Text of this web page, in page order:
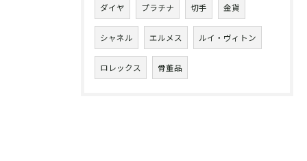
ダイヤ プラチナ 切手 金貨
シャネル エルメス ルイ・ヴィトン
ロレックス 骨董品